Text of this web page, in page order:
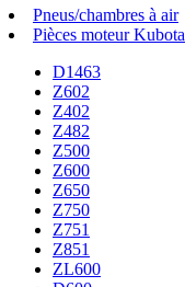
Pneus/chambres à air
Pièces moteur Kubota
D1463
Z602
Z402
Z482
Z500
Z600
Z650
Z750
Z751
Z851
ZL600